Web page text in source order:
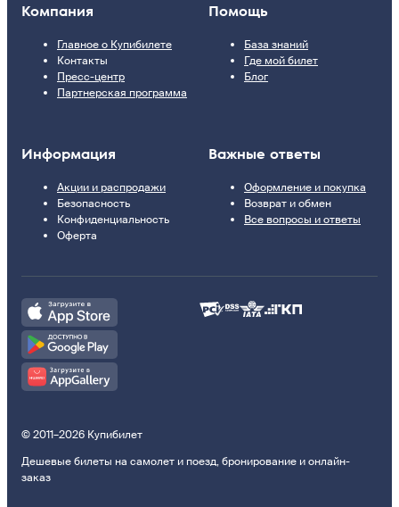
Компания
Главное о Купибилете
Контакты
Пресс-центр
Партнерская программа
Помощь
База знаний
Где мой билет
Блог
Информация
Акции и распродажи
Безопасность
Конфиденциальность
Оферта
Важные ответы
Оформление и покупка
Возврат и обмен
Все вопросы и ответы
© 2011–2026 Купибилет
Дешевые билеты на самолет и поезд, бронирование и онлайн-
заказ